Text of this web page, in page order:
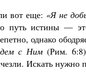
вот еще: «Я не
путь истины —
однако
с Ним(Рим.
Искать нужно